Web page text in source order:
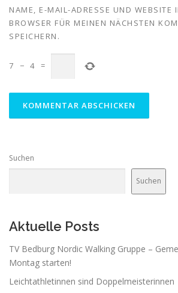
NAME, E-MAIL-ADRESSE UND WEBSITE
BROWSER FÜR MEINEN NÄCHSTEN
SPEICHERN.
7 − 4 =
Suchen
Suchen
Aktuelle Posts
TV Bedburg Nordic Walking Gruppe –
Montag starten!
Leichtathletinnen sind Doppelmeisterinnen